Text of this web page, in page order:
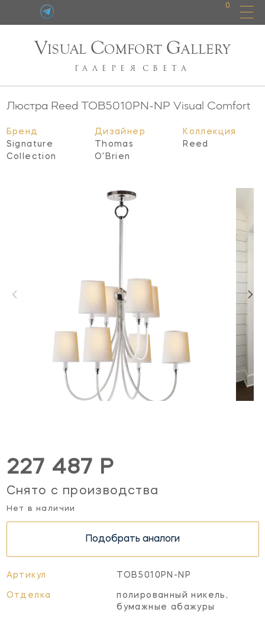
0
VISUAL COMFORT GALLERY
ГАЛЕРЕЯ СВЕТА
Люстра Reed TOB5010PN-NP Visual Comfort
Бренд
Signature
Collection
Дизайнер
Thomas
O'Brien
Коллекция
Reed
227 487 Р
Снято с производства
Нет в наличии
Подобрать аналоги
Артикул TOB5010PN-NP
Отделка
полированный никель,
бумажные абажуры